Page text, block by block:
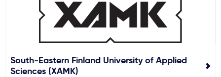
South-Eastern Finland University of Applied
Sciences (XAMK)